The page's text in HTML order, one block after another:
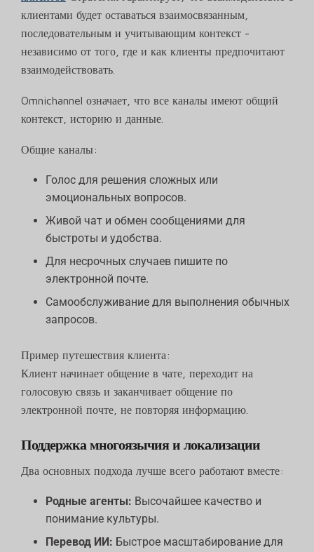
клиентами будет оставаться взаимосвязанным,
последовательным и учитывающим контекст -
независимо от того, где и как клиенты предпочитают
взаимодействовать.
Omnichannel означает, что все каналы имеют общий
контекст, историю и данные.
Общие каналы:
Голос для решения сложных или
эмоциональных вопросов.
Живой чат и обмен сообщениями для
быстроты и удобства.
Для несрочных случаев пишите по
электронной почте.
Самообслуживание для выполнения обычных
запросов.
Пример путешествия клиента:
Клиент начинает общение в чате, переходит на
голосовую связь и заканчивает общение по
электронной почте, не повторяя информацию.
Поддержка многоязычия и локализации
Два основных подхода лучше всего работают вместе:
Родные агенты: Высочайшее качество и
понимание культуры.
Перевод ИИ: Быстрое масштабирование для